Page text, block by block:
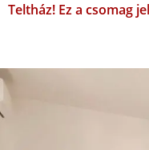
Teltház! Ez a csomag